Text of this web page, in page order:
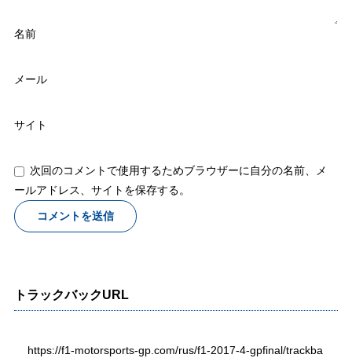
名前
メール
サイト
次回のコメントで使用するためブラウザーに自分の名前、メ
ールアドレス、サイトを保存する。
トラックバックURL
https://f1-motorsports-gp.com/rus/f1-2017-4-gpfinal/trackba